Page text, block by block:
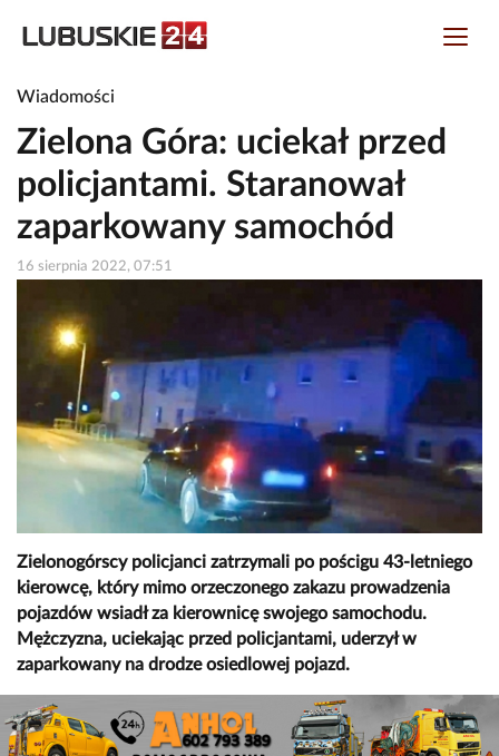
Wiadomości
Zielona Góra: uciekał przed
policjantami. Staranował
zaparkowany samochód
16 sierpnia 2022, 07:51
Zielonogórscy policjanci zatrzymali po pościgu 43-letniego
kierowcę, który mimo orzeczonego zakazu prowadzenia
pojazdów wsiadł za kierownicę swojego samochodu.
Mężczyzna, uciekając przed policjantami, uderzył w
zaparkowany na drodze osiedlowej pojazd.